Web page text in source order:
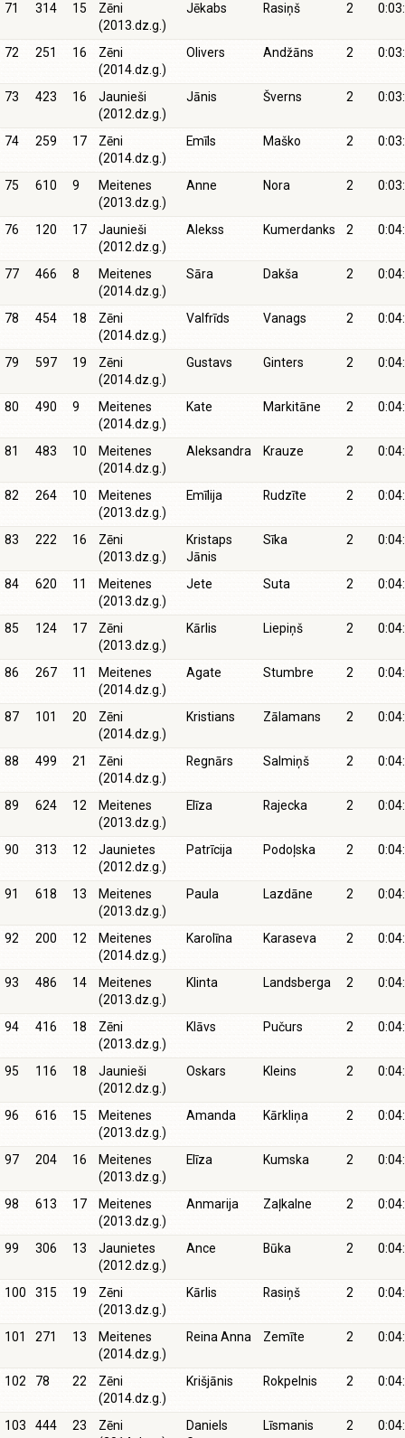
71 314 15
Zēni
(2013.dz.g.)
Jēkabs Rasiņš 2
72 251 16
Zēni
(2014.dz.g.)
Olivers Andžāns 2
73 423 16
Jaunieši
(2012.dz.g.)
Jānis Šverns 2
74 259 17
Zēni
(2014.dz.g.)
Emīls Maško 2
75 610 9
Meitenes
(2013.dz.g.)
Anne Nora 2
76 120 17
Jaunieši
(2012.dz.g.)
Alekss Kumerdanks 2
77 466 8
Meitenes
(2014.dz.g.)
Sāra Dakša 2
78 454 18
Zēni
(2014.dz.g.)
Valfrīds Vanags 2
79 597 19
Zēni
(2014.dz.g.)
Gustavs Ginters 2
80 490 9
Meitenes
(2014.dz.g.)
Kate Markitāne 2
81 483 10
Meitenes
(2014.dz.g.)
Aleksandra Krauze 2
82 264 10
Meitenes
(2013.dz.g.)
Emīlija Rudzīte 2
83 222 16
Zēni
(2013.dz.g.)
Kristaps
Jānis
Sīka 2
84 620 11
Meitenes
(2013.dz.g.)
Jete Suta 2
85 124 17
Zēni
(2013.dz.g.)
Kārlis Liepiņš 2
86 267 11
Meitenes
(2014.dz.g.)
Agate Stumbre 2
87 101 20
Zēni
(2014.dz.g.)
Kristians Zālamans 2
88 499 21
Zēni
(2014.dz.g.)
Regnārs Salmiņš 2
89 624 12
Meitenes
(2013.dz.g.)
Elīza Rajecka 2
90 313 12
Jaunietes
(2012.dz.g.)
Patrīcija Podoļska 2
91 618 13
Meitenes
(2013.dz.g.)
Paula Lazdāne 2
92 200 12
Meitenes
(2014.dz.g.)
Karolīna Karaseva 2
93 486 14
Meitenes
(2013.dz.g.)
Klinta Landsberga 2
94 416 18
Zēni
(2013.dz.g.)
Klāvs Pučurs 2
95 116 18
Jaunieši
(2012.dz.g.)
Oskars Kleins 2
96 616 15
Meitenes
(2013.dz.g.)
Amanda Kārkliņa 2
97 204 16
Meitenes
(2013.dz.g.)
Elīza Kumska 2
98 613 17
Meitenes
(2013.dz.g.)
Anmarija Zaļkalne 2
99 306 13
Jaunietes
(2012.dz.g.)
Ance Būka 2
100 315 19
Zēni
(2013.dz.g.)
Kārlis Rasiņš 2
101 271 13
Meitenes
(2014.dz.g.)
Reina Anna Zemīte 2
102 78 22
Zēni
(2014.dz.g.)
Krišjānis Rokpelnis 2
103 444 23
Zēni
Daniels
Līsmanis 2